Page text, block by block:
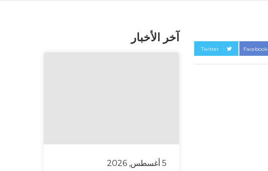
Twitter Facebook
آخر الأخبار
5 أغسطس, 2026